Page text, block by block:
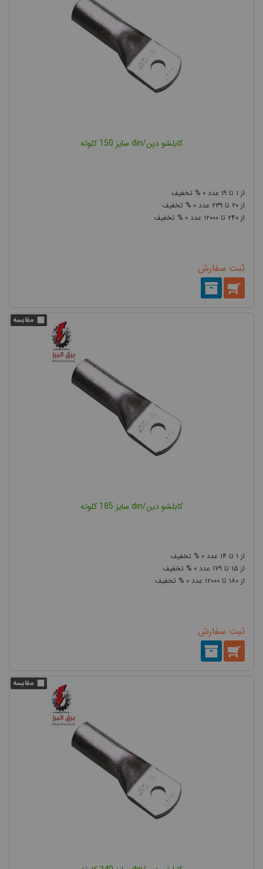
کابلشو دین/din سایز 150 کلوته
۱ ۱۹
۰
۲۰
۲۳۹
۰
۲۴۰
۱۲۰۰۰ ۰
ثبت سفارش
کابلشو دین/din سایز 185 کلوته
۱ ۱۴
۰
۱۵
۱۷۹
۰
۱۸۰
۱۲۰۰۰ ۰
ثبت سفارش